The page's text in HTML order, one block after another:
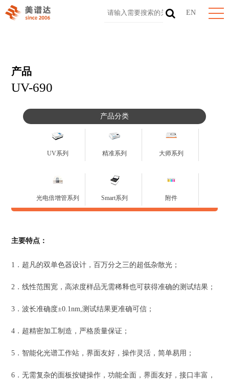
EN
产品
UV-690
产品分类
UV系列 精准系列 大师系列
光电倍增管系列 Smart系列 附件
主要特点：
1．超凡的双单色器设计，百万分之三的超低杂散光；
2．线性范围宽，高浓度样品无需稀释也可获得准确的测试结果；
3．波长准确度±0.1nm,测试结果更准确可信；
4．超精密加工制造，严格质量保证；
5．智能化光谱工作站，界面友好，操作灵活，简单易用；
6．无需复杂的面板按键操作，功能全面，界面友好，接口丰富，